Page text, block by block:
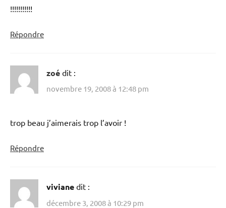
!!!!!!!!!!!
Répondre
zoé dit :
novembre 19, 2008 à 12:48 pm
trop beau j’aimerais trop l’avoir !
Répondre
viviane dit :
décembre 3, 2008 à 10:29 pm